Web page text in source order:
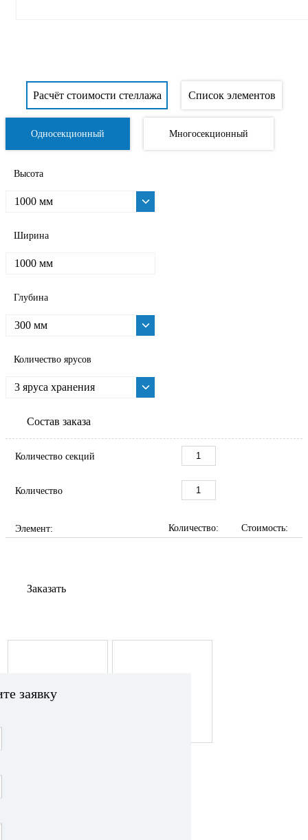
Расчёт стоимости стеллажа Список элементов
Односекционный Многосекционный
Высота
1000 мм
Ширина
1000 мм
Глубина
300 мм
Количество ярусов
3 яруса хранения
Состав заказа
Количество секций
Количество
Элемент: Количество: Стоимость:
Заказать
заявку